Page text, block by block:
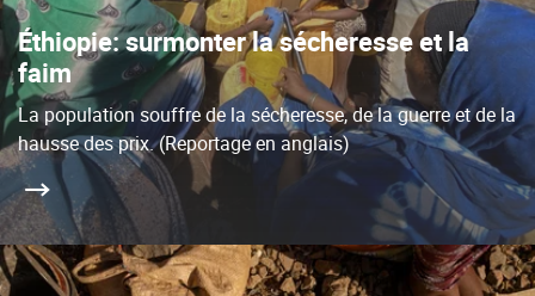
Éthiopie: surmonter la sécheresse et la
faim
La population souffre de la sécheresse, de la guerre et de la
hausse des prix. (Reportage en anglais)